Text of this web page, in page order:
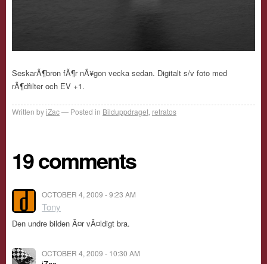
SeskarÃ¶bron fÃ¶r nÃ¥gon vecka sedan. Digitalt s/v foto med
rÃ¶dfilter och EV +1.
Written byiZac Posted in Bilduppdraget retratos
19 comments
OCTOBER 4, 2009 - 9:23 AM
Tony
Den undre bilden Ã¤r vÃ¤ldigt bra.
OCTOBER 4, 2009 - 10:30 AM